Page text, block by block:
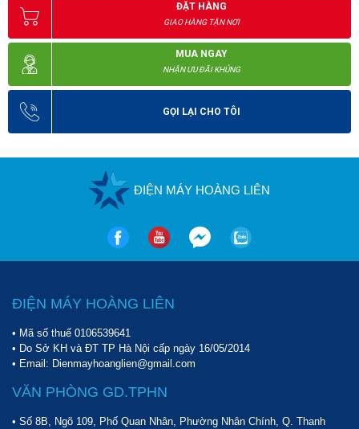
ĐẶT HÀNG
GIAO HÀNG TẬN NƠI
MUA NGAY
NHẬN ƯU ĐÃI KHỦNG
GỌI LẠI CHO TÔI
ĐIỆN MÁY HOÀNG LIÊN
ĐIỆN MÁY HOÀNG LIÊN
• Mã số thuế 0106539641
• Do Sở KH và ĐT TP Hà Nội cấp ngày 16/05/2014
• Email: Dienmayhoanglien@gmail.com
VĂN PHÒNG GD.TPHN
• Số 8B, Ngõ 109, Phố Quan Nhân, Phường Nhân Chính, Q. Thanh